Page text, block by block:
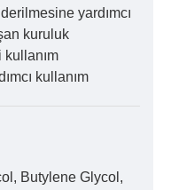
yardımcı
kuruluk
kullanım
kullanım
Butylene Glycol,